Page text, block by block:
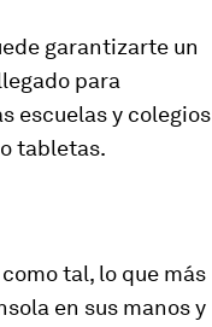
garantizarte un
para
escuelas y colegios
tabletas.
tal, lo que más
en sus manos y